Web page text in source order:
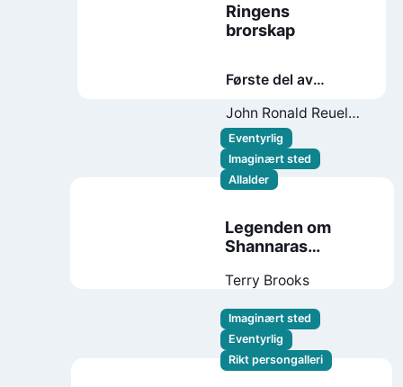
Ringens
brorskap
Første del av
John Ronald Reuel
Tolkien
Eventyrlig
Imaginært sted
Allalder
Legenden om
Shannaras
Shannaras sverd
Terry Brooks
Imaginært sted
Eventyrlig
Rikt persongalleri